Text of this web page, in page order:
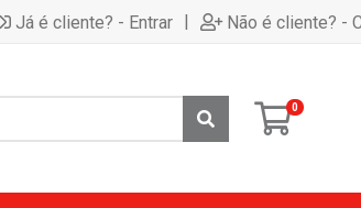
Já é cliente? - Entrar | Não é cliente? -
0